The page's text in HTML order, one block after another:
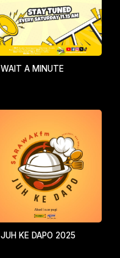
WAIT A MINUTE
JUH KE DAPO 2025